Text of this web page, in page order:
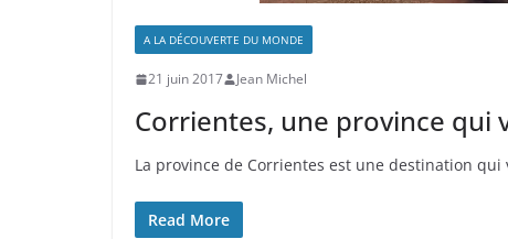
A LA DÉCOUVERTE DU MONDE
21 juin 2017 Jean Michel
Corrientes, une province qui
La province de Corrientes est une destination
Read More